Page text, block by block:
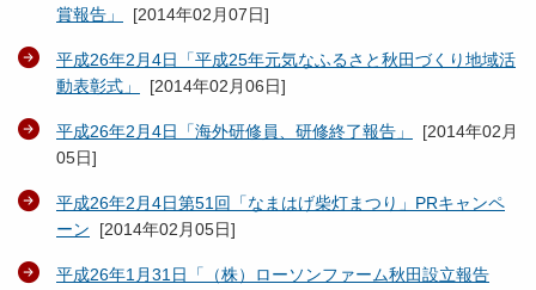
賞報告」
[2014年02月07日]
平成26年2月4日「平成25年元気なふるさと秋田づくり地域活
動表彰式」
[2014年02月06日]
平成26年2月4日「海外研修員、研修終了報告」 [2014年02月
05日]
平成26年2月4日第51回「なまはげ柴灯まつり」PRキャンペ
ーン [2014年02月05日]
平成26年1月31日「（株）ローソンファーム秋田設立報告